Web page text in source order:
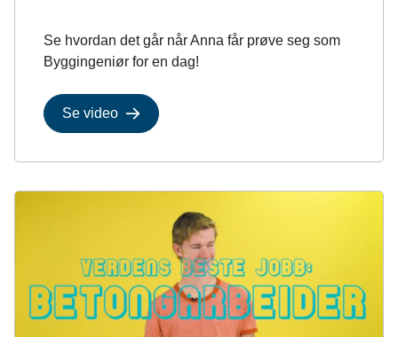
Se hvordan det går når Anna får prøve seg som
Byggingeniør for en dag!
Se video